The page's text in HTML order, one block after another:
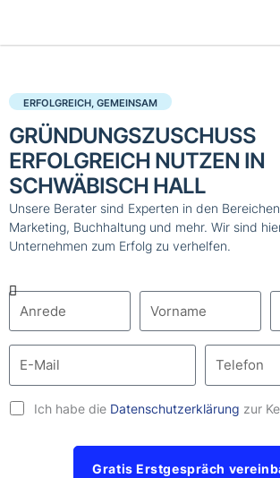
ERFOLGREICH, GEMEINSAM
GRÜNDUNGSZUSCHUSS
ERFOLGREICH NUTZEN IN
SCHWÄBISCH HALL
Unsere Berater sind Experten in den
Marketing, Buchhaltung und mehr. Wir sind
Unternehmen zum Erfolg zu verhelfen.
Ich habe die Datenschutzerklärung zur
Gratis Erstgespräch